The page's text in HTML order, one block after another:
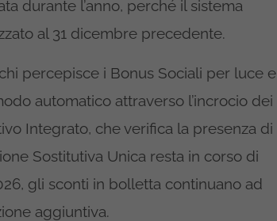
durante l’anno, perché il sistema
al 31 dicembre precedente.
percepisce i Bonus Sociali per luce e
automatico attraverso l’incrocio dei
Integrato, che verifica la presenza di
Sostitutiva Unica resta in corso di
gli sconti in bolletta continuano ad
aggiuntiva.